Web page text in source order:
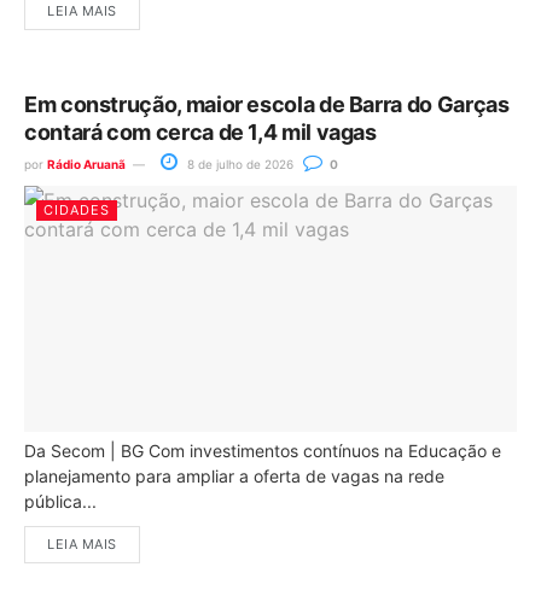
LEIA MAIS
Em construção, maior escola de Barra do Garças
contará com cerca de 1,4 mil vagas
por Rádio Aruanã 8 de julho de 2026 0
CIDADES
Da Secom | BG Com investimentos contínuos na Educação e
planejamento para ampliar a oferta de vagas na rede
pública...
LEIA MAIS